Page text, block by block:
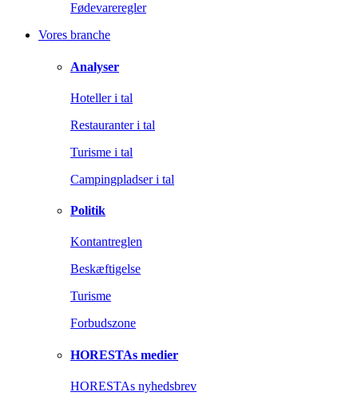
Fødevareregler
Vores branche
Analyser
Hoteller i tal
Restauranter i tal
Turisme i tal
Campingpladser i tal
Politik
Kontantreglen
Beskæftigelse
Turisme
Forbudszone
HORESTAs medier
HORESTAs nyhedsbrev